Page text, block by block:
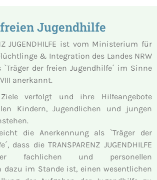
Jugendhilfe
JUGENDHILFE ist vom Ministerium für
& Integration des Landes NRW
der freien Jugendhilfe´ im Sinne
anerkannt.
Ziele verfolgt und ihre Hilfeangebote
Kindern, Jugendlichen und jungen
die Anerkennung als `Träger der
dass die TRANSPARENZ JUGENDHILFE
fachlichen und personellen
dazu im Stande ist, einen wesentlichen